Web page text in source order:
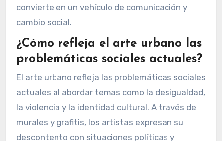
convierte en un vehículo de comunicación y
cambio social.
¿Cómo refleja el arte urbano las
problemáticas sociales actuales?
El arte urbano refleja las problemáticas sociales
actuales al abordar temas como la desigualdad,
la violencia y la identidad cultural. A través de
murales y grafitis, los artistas expresan su
descontento con situaciones políticas y